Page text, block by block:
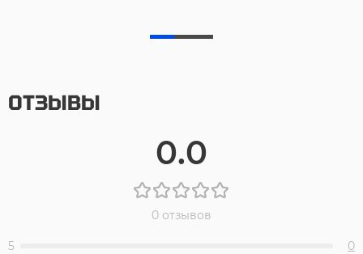
ОТЗЫВЫ
0.0
0 отзывов
5
0